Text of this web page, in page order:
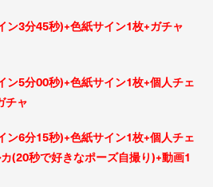
ン3分45秒)+色紙サイン1枚+ガチャ
ン5分00秒)+色紙サイン1枚+個人チェ
チャ
ン6分15秒)+色紙サイン1枚+個人チェ
(20秒で好きなポーズ自撮り)+動画1